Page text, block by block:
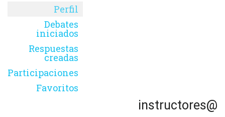
Perfil
Debates
iniciados
Respuestas
creadas
Participaciones
Favoritos
@instructores